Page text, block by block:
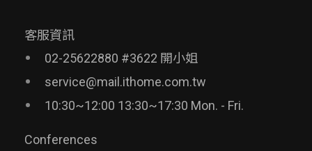
客服資訊
02-25622880 #3622 開小姐
service@mail.ithome.com.tw
10:30~12:00 13:30~17:30 Mon. - Fri.
Conferences